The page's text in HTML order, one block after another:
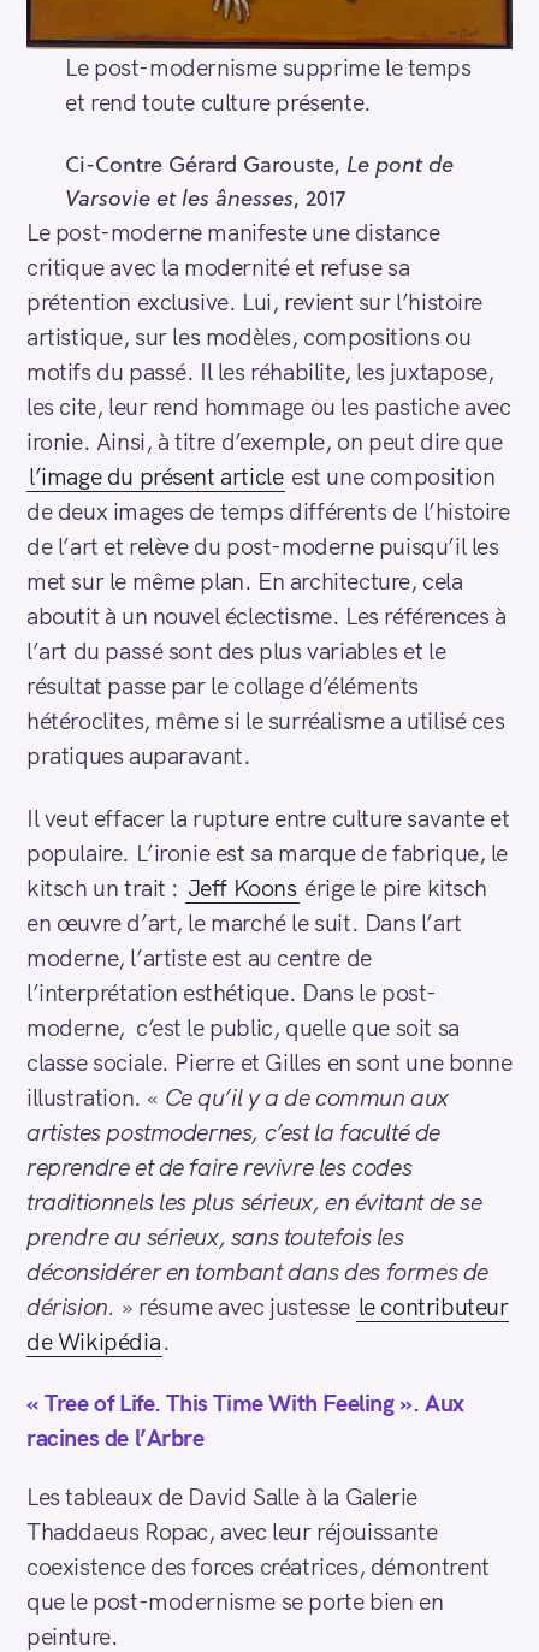
Le post-modernisme supprime le temps
et rend toute culture présente.
Ci-Contre Gérard Garouste, Le pont de
Varsovie et les ânesses, 2017
Le post-moderne manifeste une distance
critique avec la modernité et refuse sa
prétention exclusive. Lui, revient sur l’histoire
artistique, sur les modèles, compositions ou
motifs du passé. Il les réhabilite, les juxtapose,
les cite, leur rend hommage ou les pastiche avec
ironie. Ainsi, à titre d’exemple, on peut dire que
l’image du présent article est une composition
de deux images de temps différents de l’histoire
de l’art et relève du post-moderne puisqu’il les
met sur le même plan. En architecture, cela
aboutit à un nouvel éclectisme. Les références à
l’art du passé sont des plus variables et le
résultat passe par le collage d’éléments
hétéroclites, même si le surréalisme a utilisé ces
pratiques auparavant.
Il veut effacer la rupture entre culture savante et
populaire. L’ironie est sa marque de fabrique, le
kitsch un trait : Jeff Koons érige le pire kitsch
en œuvre d’art, le marché le suit. Dans l’art
moderne, l’artiste est au centre de
l’interprétation esthétique. Dans le post-
moderne, c’est le public, quelle que soit sa
classe sociale. Pierre et Gilles en sont une bonne
illustration. « Ce qu’il y a de commun aux
artistes postmodernes, c’est la faculté de
reprendre et de faire revivre les codes
traditionnels les plus sérieux, en évitant de se
prendre au sérieux, sans toutefois les
déconsidérer en tombant dans des formes de
dérision. » résume avec justesse le contributeur
de Wikipédia.
« Tree of Life. This Time With Feeling ». Aux
racines de l’Arbre
Les tableaux de David Salle à la Galerie
Thaddaeus Ropac, avec leur réjouissante
coexistence des forces créatrices, démontrent
que le post-modernisme se porte bien en
peinture.